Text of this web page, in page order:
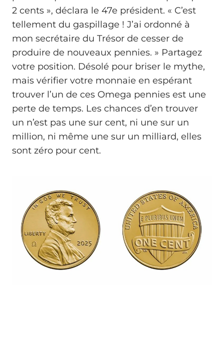
2 cents », déclara le 47e président. « C’est
tellement du gaspillage ! J’ai ordonné à
mon secrétaire du Trésor de cesser de
produire de nouveaux pennies. » Partagez
votre position. Désolé pour briser le mythe,
mais vérifier votre monnaie en espérant
trouver l’un de ces Omega pennies est une
perte de temps. Les chances d’en trouver
un n’est pas une sur cent, ni une sur un
million, ni même une sur un milliard, elles
sont zéro pour cent.